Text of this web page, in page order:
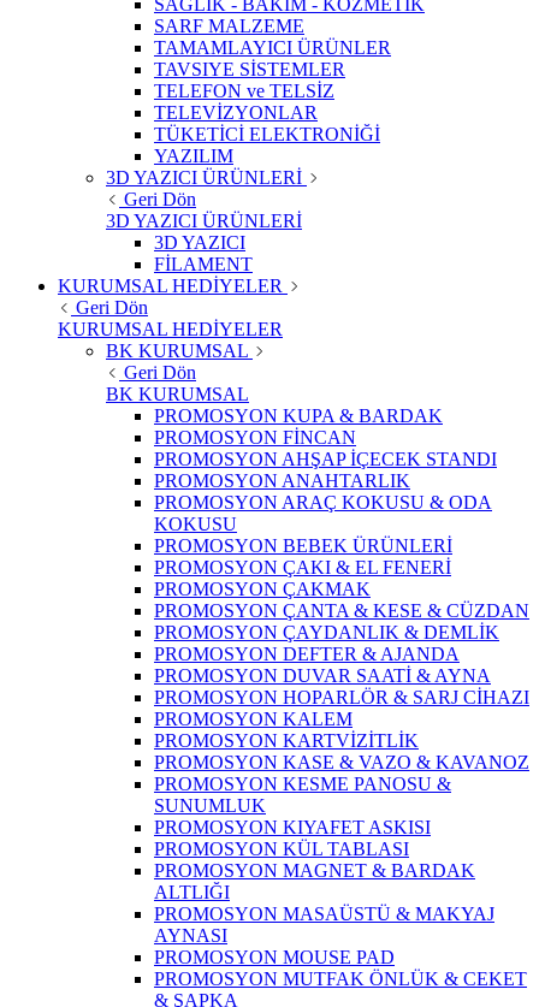
SAĞLIK - BAKIM - KOZMETİK
SARF MALZEME
TAMAMLAYICI ÜRÜNLER
TAVSIYE SİSTEMLER
TELEFON ve TELSİZ
TELEVİZYONLAR
TÜKETİCİ ELEKTRONİĞİ
YAZILIM
3D YAZICI ÜRÜNLERİ
Geri Dön
3D YAZICI ÜRÜNLERİ
3D YAZICI
FİLAMENT
KURUMSAL HEDİYELER
Geri Dön
KURUMSAL HEDİYELER
BK KURUMSAL
Geri Dön
BK KURUMSAL
PROMOSYON KUPA & BARDAK
PROMOSYON FİNCAN
PROMOSYON AHŞAP İÇECEK STANDI
PROMOSYON ANAHTARLIK
PROMOSYON ARAÇ KOKUSU & ODA
KOKUSU
PROMOSYON BEBEK ÜRÜNLERİ
PROMOSYON ÇAKI & EL FENERİ
PROMOSYON ÇAKMAK
PROMOSYON ÇANTA & KESE & CÜZDAN
PROMOSYON ÇAYDANLIK & DEMLİK
PROMOSYON DEFTER & AJANDA
PROMOSYON DUVAR SAATİ & AYNA
PROMOSYON HOPARLÖR & SARJ CİHAZI
PROMOSYON KALEM
PROMOSYON KARTVİZİTLİK
PROMOSYON KASE & VAZO & KAVANOZ
PROMOSYON KESME PANOSU &
SUNUMLUK
PROMOSYON KIYAFET ASKISI
PROMOSYON KÜL TABLASI
PROMOSYON MAGNET & BARDAK
ALTLIĞI
PROMOSYON MASAÜSTÜ & MAKYAJ
AYNASI
PROMOSYON MOUSE PAD
PROMOSYON MUTFAK ÖNLÜK & CEKET
& ŞAPKA